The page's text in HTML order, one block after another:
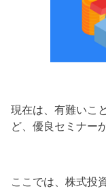
現在は、有難いこ
ど、優良セミナー
ここでは、株式投